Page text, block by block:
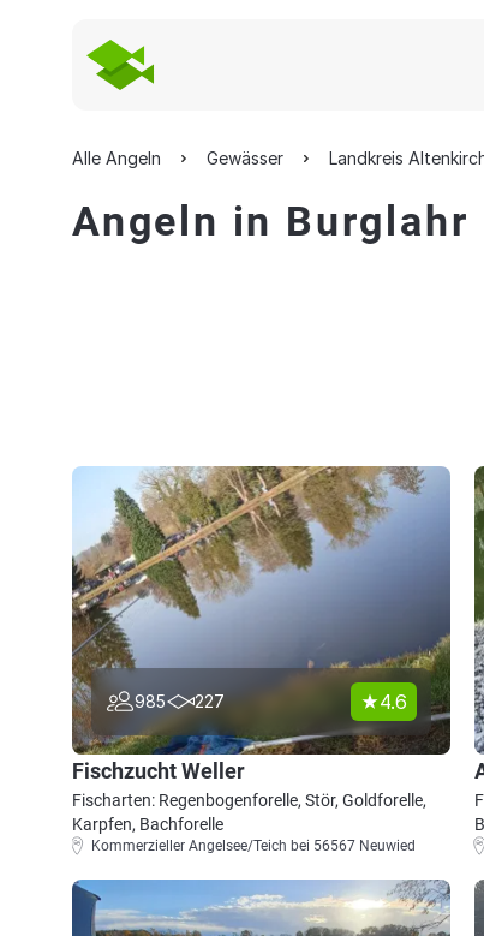
Alle Angeln Gewässer Landkreis
Angeln in Burglahr
985 227 4.6
Fischzucht Weller
Fischarten: Regenbogenforelle, Stör, Goldforelle,
Karpfen, Bachforelle
Kommerzieller Angelsee/Teich bei 56567 Neuwied